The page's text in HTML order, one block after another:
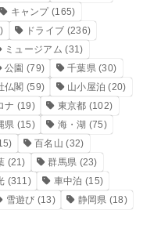
キャンプ(165)
ドライブ (236)
ミュージアム (31)
公園 (79) 千葉県(30)
仏閣 (59) 山小屋泊 (20)
ナ (19) 東京都 (102)
県 (15) 海・湖 (75)
百名山 (32)
(21) 群馬県 (23)
(311) 車中泊 (15)
雪遊び (13) 静岡県 (18)